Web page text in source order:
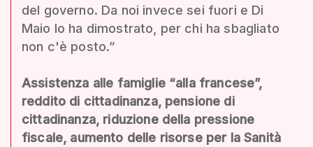
del governo. Da noi invece sei fuori e Di
Maio lo ha dimostrato, per chi ha sbagliato
non c'è posto.”
Assistenza alle famiglie “alla francese”,
reddito di cittadinanza, pensione di
cittadinanza, riduzione della pressione
fiscale, aumento delle risorse per la Sanità